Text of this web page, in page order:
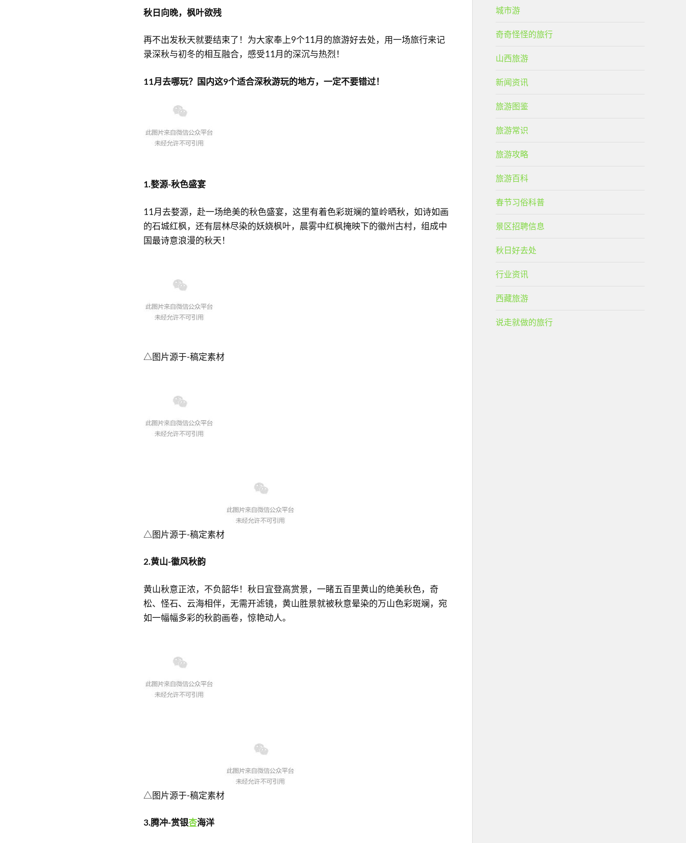
秋日向晚，枫叶欲残
再不出发秋天就要结束了！为大家奉上9个11月的旅游好去处，用一场旅行来记
录深秋与初冬的相互融合，感受11月的深沉与热烈！
11月去哪玩？国内这9个适合深秋游玩的地方，一定不要错过！
1.婺源-秋色盛宴
11月去婺源，赴一场绝美的秋色盛宴，这里有着色彩斑斓的篁岭晒秋，如诗如画
的石城红枫，还有层林尽染的妖娆枫叶，晨雾中红枫掩映下的徽州古村，组成中
国最诗意浪漫的秋天！
△图片源于-稿定素材
△图片源于-稿定素材
2.黄山-徽风秋韵
黄山秋意正浓，不负韶华！秋日宜登高赏景，一睹五百里黄山的绝美秋色，奇
松、怪石、云海相伴，无需开滤镜，黄山胜景就被秋意晕染的万山色彩斑斓，宛
如一幅幅多彩的秋韵画卷，惊艳动人。
△图片源于-稿定素材
3.腾冲-赏银杏海洋
城市游
奇奇怪怪的旅行
山西旅游
新闻资讯
旅游图鉴
旅游常识
旅游攻略
旅游百科
春节习俗科普
景区招聘信息
秋日好去处
行业资讯
西藏旅游
说走就做的旅行